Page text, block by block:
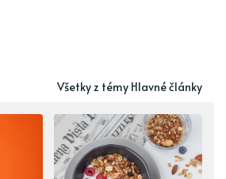
Všetky z témy Hlavné články